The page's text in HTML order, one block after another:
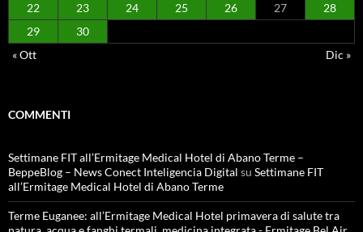
22
23 24 25 26 27
28
29
30
« Ott
Dic »
COMMENTI
Settimane FIT all’Ermitage Medical Hotel di Abano Terme –
BeppeBlog – News Conect Inteligencia Digital su Settimane FIT
all’Ermitage Medical Hotel di Abano Terme
Terme Euganee: all’Ermitage Medical Hotel primavera di salute tra